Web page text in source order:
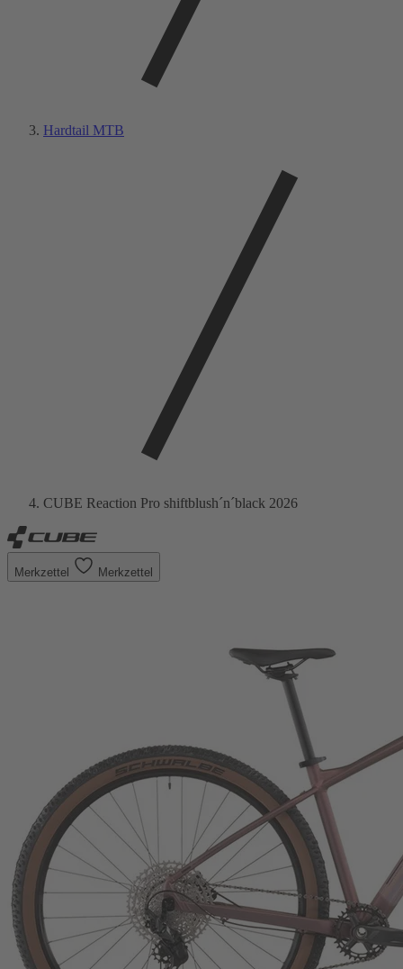
Hardtail MTB
CUBE Reaction Pro shiftblush´n´black 2026
Merkzettel Merkzettel